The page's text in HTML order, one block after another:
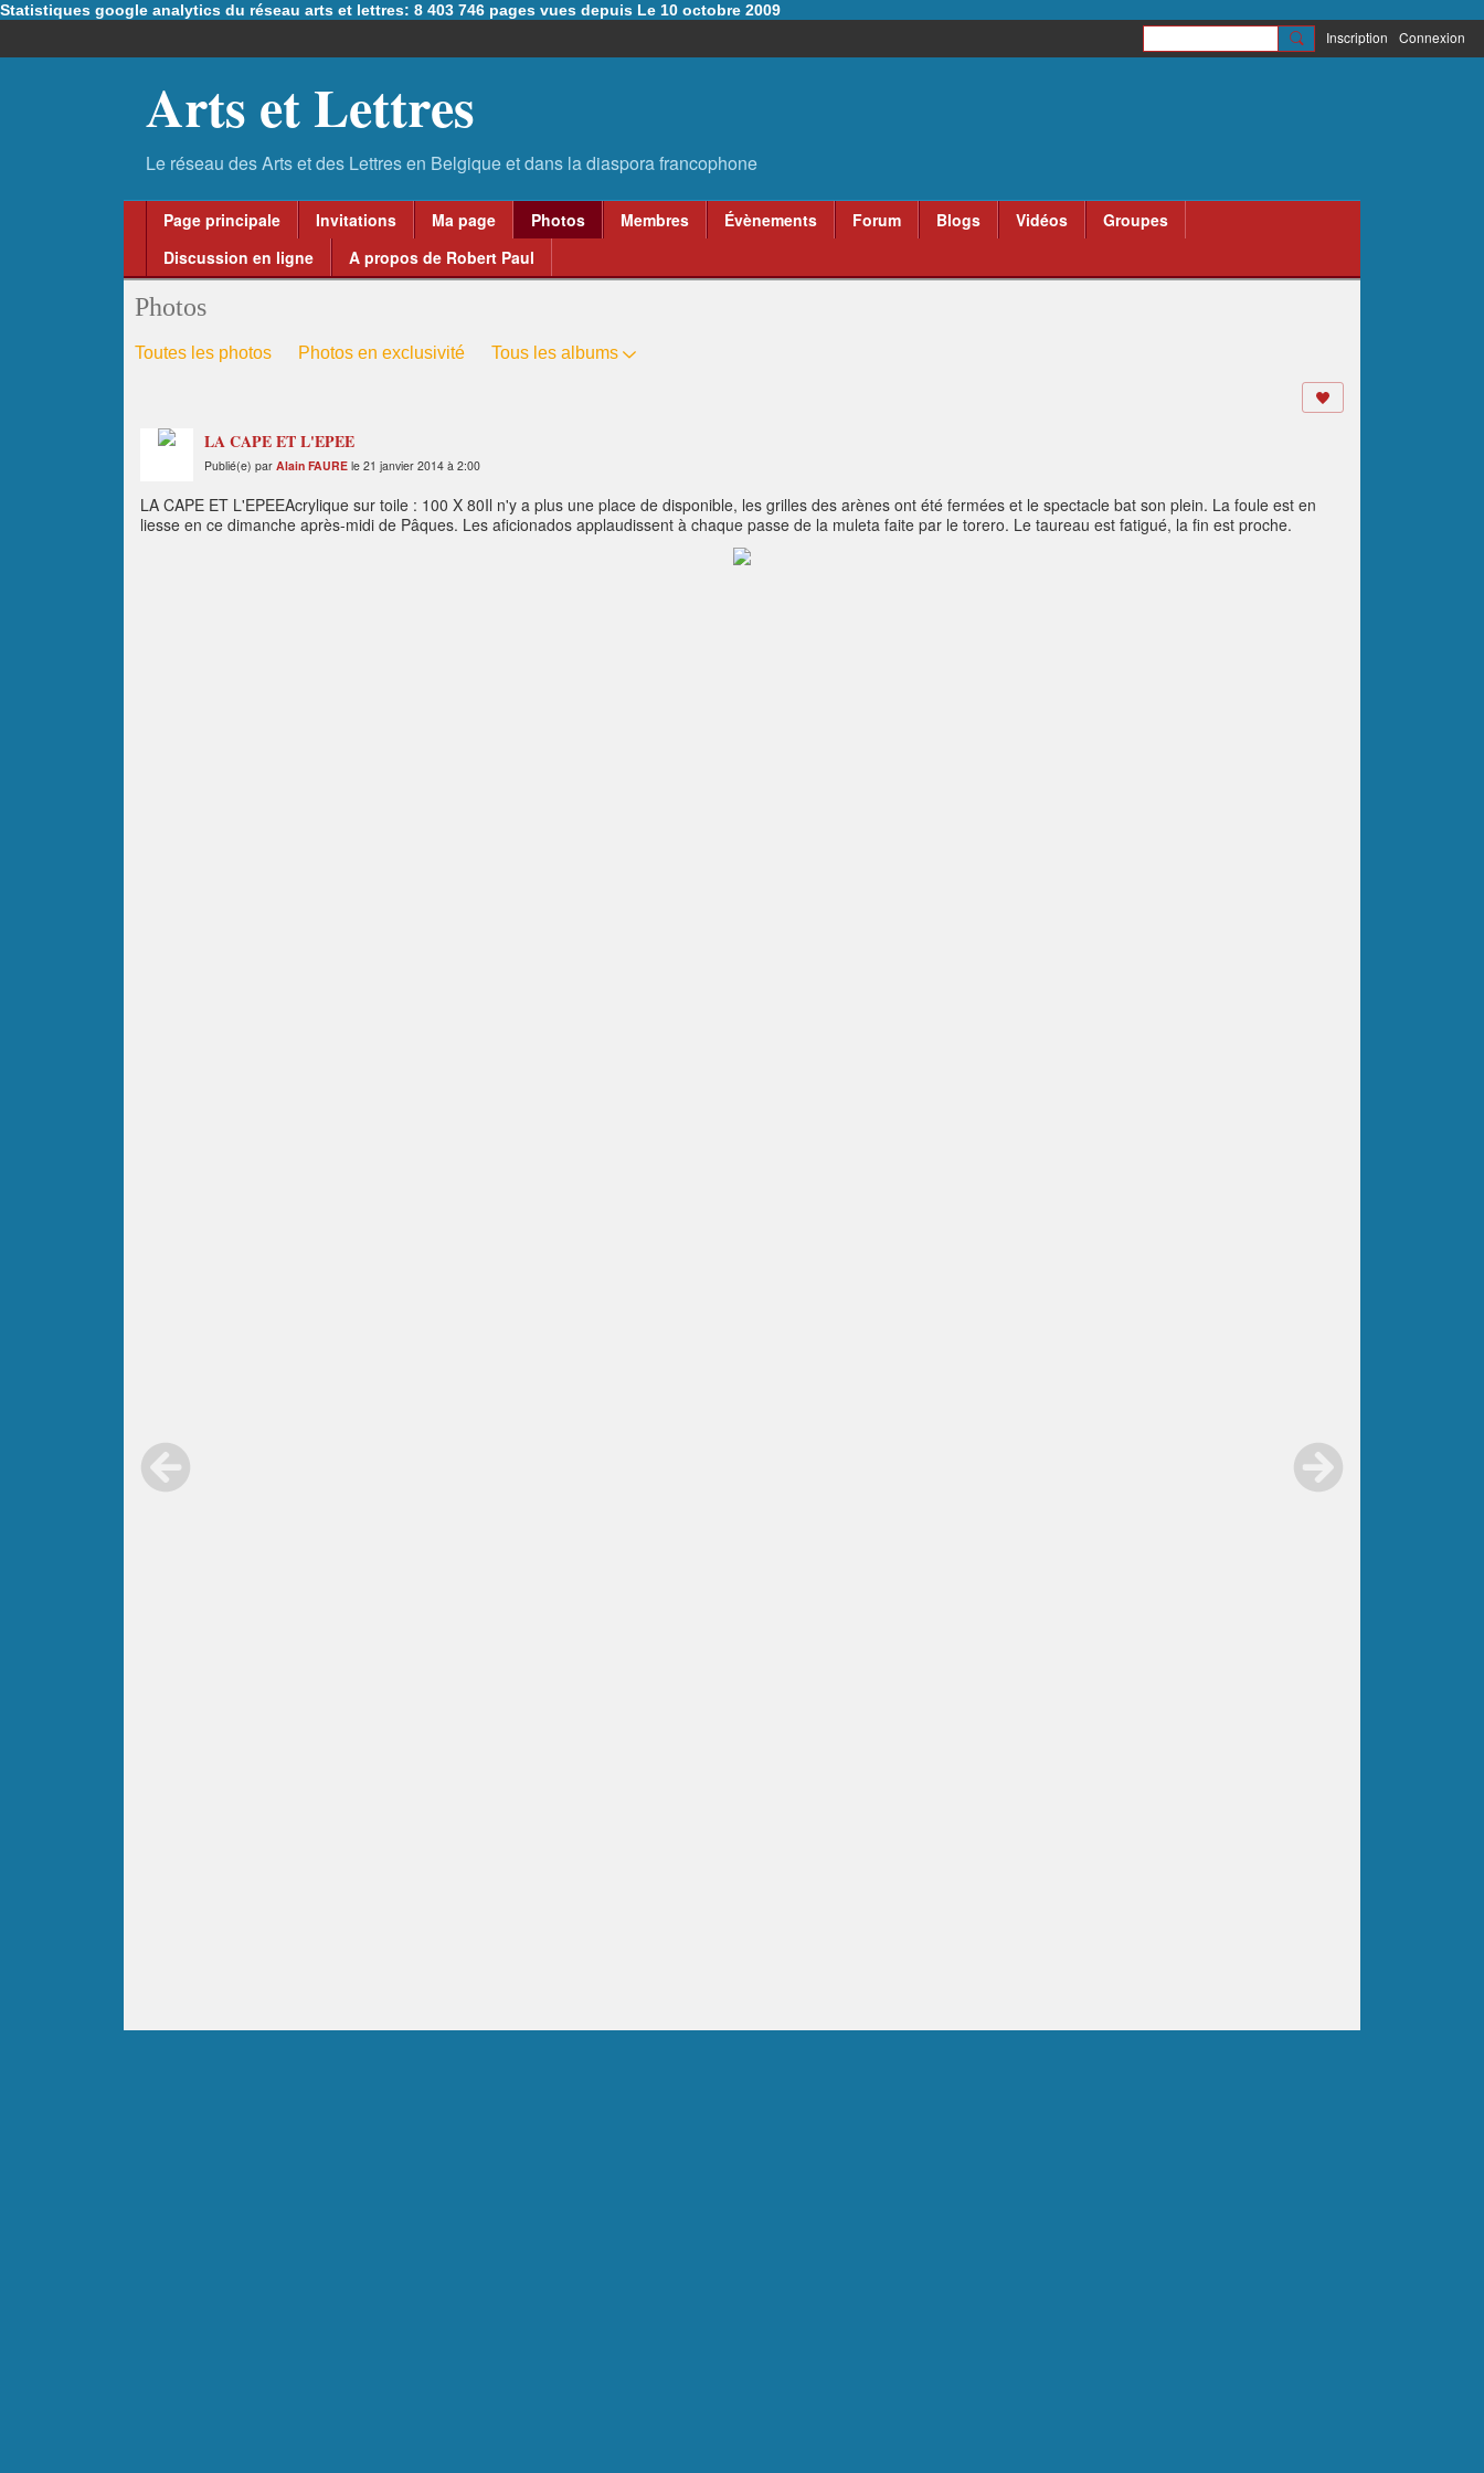
Statistiques google analytics du réseau arts et lettres: 8 403 746 pages vues depuis Le 10 octobre 2009
Inscription Connexion
Arts et Lettres
Page principale Invitations Ma page Photos Membres Évènements Forum Blogs Vidéos
Groupes
Discussion en ligne
A propos de Robert Paul
Photos
Toutes les photos Photos en exclusivité Tous les albums
LA CAPE ET L'EPEE
Publié(e) par Alain FAURE le 21 janvier 2014 à 2:00
LA CAPE ET L'EPEEAcrylique sur toile : 100 X 80Il n'y a plus une place de disponible, les grilles des arènes ont été fermées et le spectacle bat son plein. La foule est en
liesse en ce dimanche après-midi de Pâques. Les aficionados applaudissent à chaque passe de la muleta faite par le torero. Le taureau est fatigué, la fin est proche.